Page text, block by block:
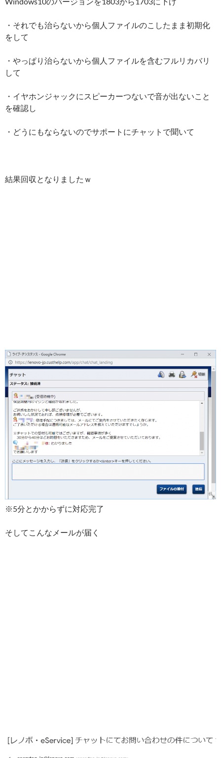
・それでも治らないから個人ファイルのこしたまま初期化
をして
・やっぱり治らないから個人ファイルを含むフルリカバリ
して
・イヤホンジャックにスピーカーつないで音が出ないこと
を確認し
・どうにもならないのでサポートにチャットで聞いて
結果回収となりましたｗ
※5分とかからずに対応完了
そしてこんなメールが届く